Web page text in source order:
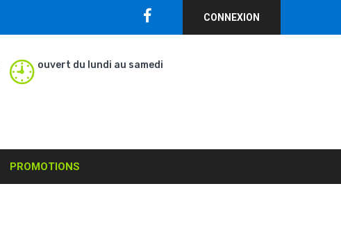
CONNEXION
ouvert du lundi au samedi
PROMOTIONS